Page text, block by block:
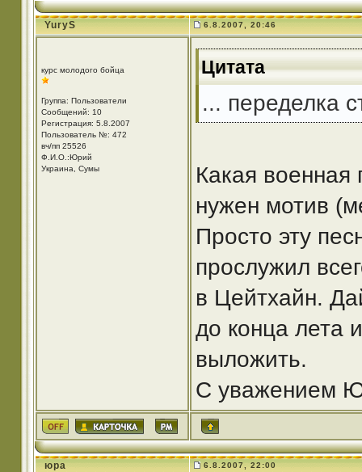
YuryS 6.8.2007, 20:46
курс молодого бойца
Группа: Пользователи
Сообщений: 10
Регистрация: 5.8.2007
Пользователь №: 472
вч/пп 25526
Ф.И.О.:Юрий
Украина, Сумы
Цитата
... переделка
Какая военная
нужен мотив
Просто эту
прослужил
в Цейтхайн.
до конца лета
выложить.
С уважением
юра 6.8.2007, 22:00